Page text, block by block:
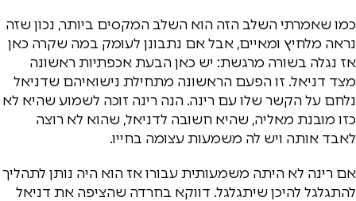
כמו שאמרתי השלב הזה הוא השלב המקסים ביותר, נכון שזה
נראה מלחיץ ומאיים, אבל אם נתבונן לעומק במה שקרה כאן
אז נגלה בשורה מרגשת: יש כאן הבעת אכפתיות ראשונה
מצד דניאל. זו הפעם הראשונה מתחילת נישואיהם שדניאל
נלחם על הקשר שלו עם רינה. הנה רינה זוכה לשמוע שהיא לא
כזו מובנת מאליה, שהיא חשובה לדניאל, שהוא לא רוצה
לאבד אותה ויש לה משמעות עצומה בחייו.
אם רינה לא היתה משמעותית עבורו אז הוא היה נותן לתהליך
להתגלגל להיכן שיתגלגל. דווקא בחרדה שהציפה את דניאל